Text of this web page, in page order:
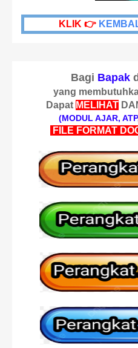
KLIK 👉
Bagi Bapak
yang
Dapat MELIHAT
(MODUL AJAR,
FILE FORMAT